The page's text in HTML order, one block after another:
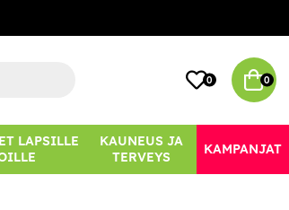
0 0
LAPSILLE
KAUNEUS JA
TERVEYS
KAMPANJAT